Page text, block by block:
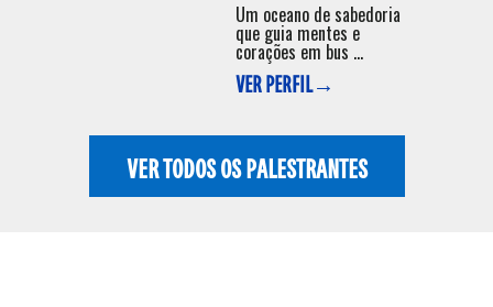
Um oceano de sabedoria
que guia mentes e
corações em bus ...
VER PERFIL→
VER TODOS OS PALESTRANTES